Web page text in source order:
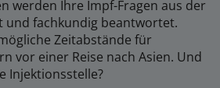
werden Ihre Impf-Fragen aus der
und fachkundig beantwortet.
Zeitabstände für
vor einer Reise nach Asien. Und
Injektionsstelle?